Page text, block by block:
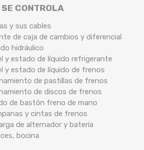
SE CONTROLA
y sus cables
de caja de cambios y diferencial
hidráulico
y estado de líquido refrigerante
y estado de líquido de frenos
de pastillas de frenos
de discos de frenos
de bastón freno de mano
y cintas de frenos
de alternador y batería
bocina